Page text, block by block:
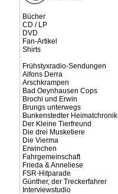
Bücher
CD / LP
DVD
Fan-Artikel
Shirts
Frühstyxradio-Sendungen
Alfons Derra
Arschkrampen
Bad Oeynhausen Cops
Brochi und Erwin
Brungs unterwegs
Bunkenstedter Heimatchronik
Der Kleine Tierfreund
Die drei Musketiere
Die Vierma
Erwinchen
Fahrgemeinschaft
Frieda & Anneliese
FSR-Hitparade
Günther, der Treckerfahrer
Interviewstudio